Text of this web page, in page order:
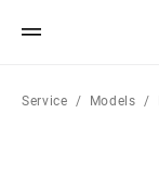
Service Models